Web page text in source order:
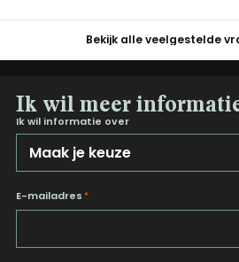
Bekijk alle veelgestelde
Ik wil meer
Ik wil informatie over
E-mailadres *